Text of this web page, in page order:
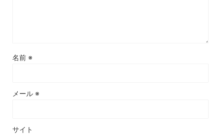
名前 ※
メール ※
サイト